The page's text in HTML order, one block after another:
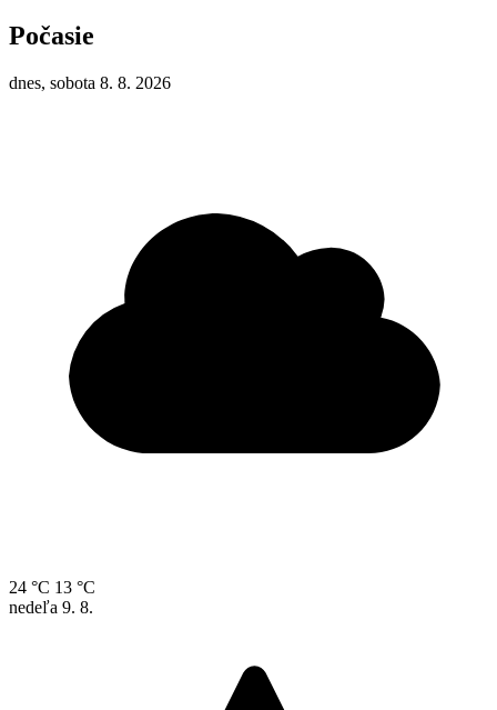
Počasie
dnes, sobota 8. 8. 2026
24 °C 13 °C
nedeľa 9. 8.